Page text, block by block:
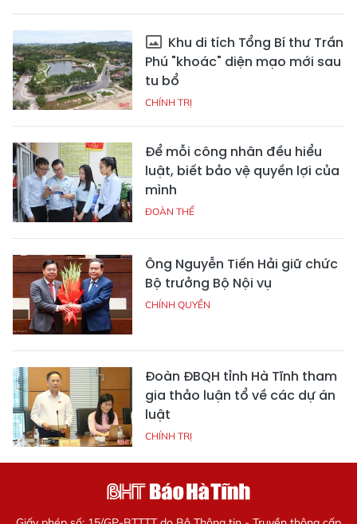
Khu di tích Tổng Bí thư Trần
Phú "khoác" diện mạo mới sau
tu bổ
CHÍNH TRỊ
Để mỗi công nhân đều hiểu
luật, biết bảo vệ quyền lợi của
mình
ĐOÀN THỂ
Ông Nguyễn Tiến Hải giữ chức
Bộ trưởng Bộ Nội vụ
CHÍNH QUYỀN
Đoàn ĐBQH tỉnh Hà Tĩnh tham
gia thảo luận tổ về các dự án
luật
CHÍNH TRỊ